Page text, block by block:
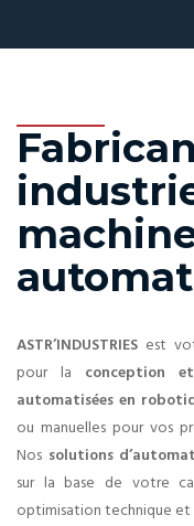
ASTR’INDUSTRIES est
pour la conception
automatisées en
ou manuelles pour vos
Nos solutions
sur la base de votre
optimisation technique